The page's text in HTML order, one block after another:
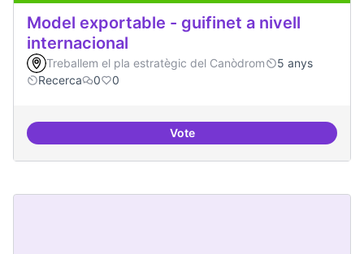
Model exportable - guifinet a nivell
internacional
Treballem el pla estratègic del Canòdrom
5 anys
Recerca
0 0
VoteModel exportable - guifinet a